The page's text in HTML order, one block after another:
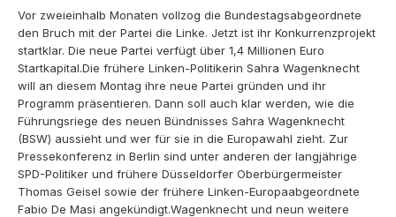
Vor zweieinhalb Monaten vollzog die Bundestagsabgeordnete
den Bruch mit der Partei die Linke. Jetzt ist ihr Konkurrenzprojekt
startklar. Die neue Partei verfügt über 1,4 Millionen Euro
Startkapital.Die frühere Linken-Politikerin Sahra Wagenknecht
will an diesem Montag ihre neue Partei gründen und ihr
Programm präsentieren. Dann soll auch klar werden, wie die
Führungsriege des neuen Bündnisses Sahra Wagenknecht
(BSW) aussieht und wer für sie in die Europawahl zieht. Zur
Pressekonferenz in Berlin sind unter anderen der langjährige
SPD-Politiker und frühere Düsseldorfer Oberbürgermeister
Thomas Geisel sowie der frühere Linken-Europaabgeordnete
Fabio De Masi angekündigt.Wagenknecht und neun weitere